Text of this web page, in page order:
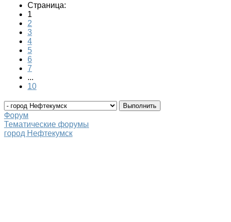
Страница:
1
2
3
4
5
6
7
...
10
Форум
Тематические форумы
город Нефтекумск